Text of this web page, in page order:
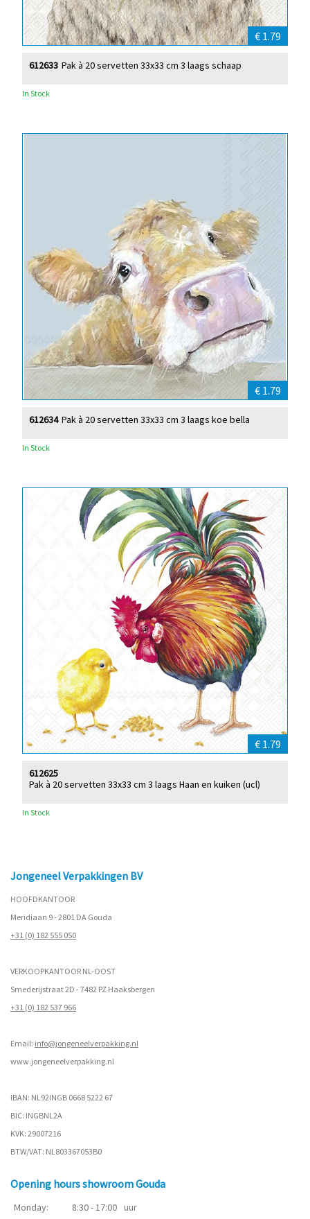
€ 1.79
Pak à 20 servetten 33x33 cm 3 laags schaap
612633
In Stock
€ 1.79
Pak à 20 servetten 33x33 cm 3 laags koe bella
612634
In Stock
€ 1.79
Pak à 20 servetten 33x33 cm 3 laags Haan en kuiken (ucl)
612625
In Stock
Jongeneel Verpakkingen BV
HOOFDKANTOOR
Meridiaan 9 - 2801 DA Gouda
+31 (0) 182 555 050
VERKOOPKANTOOR NL-OOST
Smederijstraat 2D - 7482 PZ Haaksbergen
+31 (0) 182 537 966
Email: info@jongeneelverpakking.nl
www.jongeneelverpakking.nl
IBAN: NL92INGB 0668 5222 67
BIC: INGBNL2A
KVK: 29007216
BTW/VAT: NL803367053B0
Opening hours showroom Gouda
Monday: 8:30 - 17:00 uur